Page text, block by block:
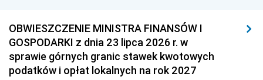
OBWIESZCZENIE MINISTRA FINANSÓW I
GOSPODARKI z dnia 23 lipca 2026 r. w
sprawie górnych granic stawek kwotowych
podatków i opłat lokalnych na rok 2027